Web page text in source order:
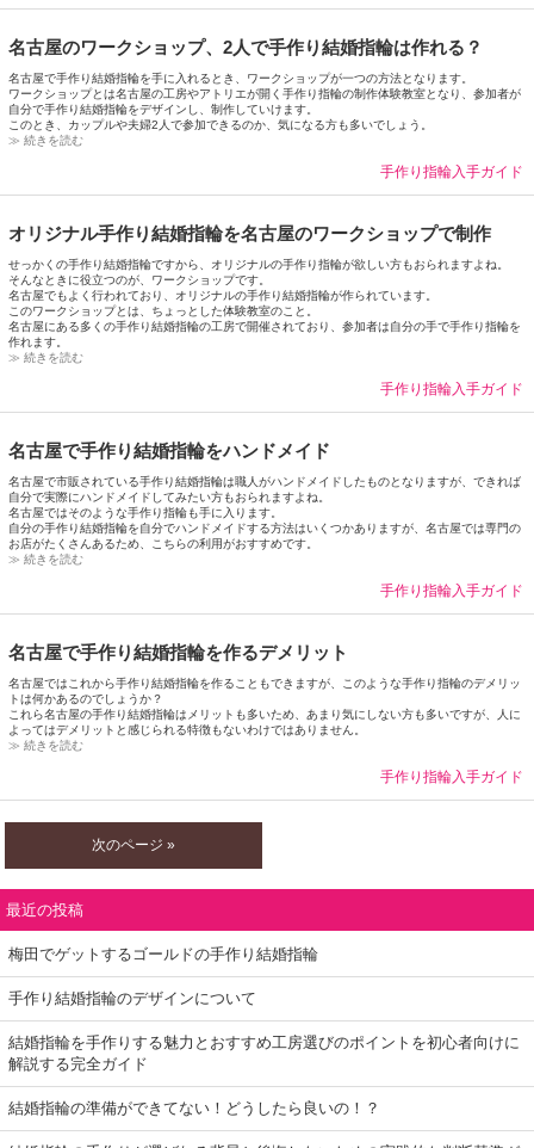
名古屋のワークショップ、2人で手作り結婚指輪は作れる？
名古屋で手作り結婚指輪を手に入れるとき、ワークショップが一つの方法となります。
ワークショップとは名古屋の工房やアトリエが開く手作り指輪の制作体験教室となり、参加者が
自分で手作り結婚指輪をデザインし、制作していけます。
このとき、カップルや夫婦2人で参加できるのか、気になる方も多いでしょう。
≫ 続きを読む
手作り指輪入手ガイド
オリジナル手作り結婚指輪を名古屋のワークショップで制作
せっかくの手作り結婚指輪ですから、オリジナルの手作り指輪が欲しい方もおられますよね。
そんなときに役立つのが、ワークショップです。
名古屋でもよく行われており、オリジナルの手作り結婚指輪が作られています。
このワークショップとは、ちょっとした体験教室のこと。
名古屋にある多くの手作り結婚指輪の工房で開催されており、参加者は自分の手で手作り指輪を
作れます。
≫ 続きを読む
手作り指輪入手ガイド
名古屋で手作り結婚指輪をハンドメイド
名古屋で市販されている手作り結婚指輪は職人がハンドメイドしたものとなりますが、できれば
自分で実際にハンドメイドしてみたい方もおられますよね。
名古屋ではそのような手作り指輪も手に入ります。
自分の手作り結婚指輪を自分でハンドメイドする方法はいくつかありますが、名古屋では専門の
お店がたくさんあるため、こちらの利用がおすすめです。
≫ 続きを読む
手作り指輪入手ガイド
名古屋で手作り結婚指輪を作るデメリット
名古屋ではこれから手作り結婚指輪を作ることもできますが、このような手作り指輪のデメリッ
トは何かあるのでしょうか？
これら名古屋の手作り結婚指輪はメリットも多いため、あまり気にしない方も多いですが、人に
よってはデメリットと感じられる特徴もないわけではありません。
≫ 続きを読む
手作り指輪入手ガイド
次のページ »
最近の投稿
梅田でゲットするゴールドの手作り結婚指輪
手作り結婚指輪のデザインについて
結婚指輪を手作りする魅力とおすすめ工房選びのポイントを初心者向けに
解説する完全ガイド
結婚指輪の準備ができてない！どうしたら良いの！？